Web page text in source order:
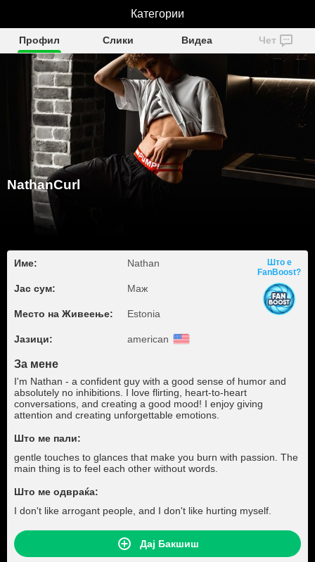
NathanCurl
Профил Слики Видеа Чет
NathanCurl
Име: Nathan
Јас сум: Маж
Место на Живеење: Estonia
Јазици: american
Што е
FanBoost?
За мене
I'm Nathan - a confident guy with a good sense of humor and
absolutely no inhibitions. I love flirting, heart-to-heart
conversations, and creating a good mood! I enjoy giving
attention and creating unforgettable emotions.
Што ме пали:
gentle touches to glances that make you burn with passion. The
main thing is to feel each other without words.
Што ме одвраќа:
I don't like arrogant people, and I don't like hurting myself.
Дај Бакшиш
Категории